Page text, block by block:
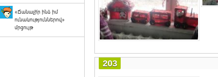
«Ճանաչի՛ր ինձ իմ
ունակություններով»
մրցույթ
203